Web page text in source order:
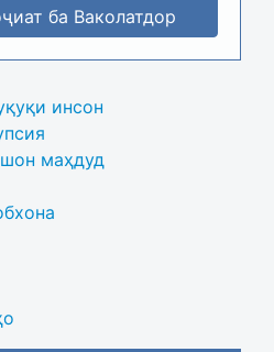
ба Ваколатдор
инсон
маҳдуд